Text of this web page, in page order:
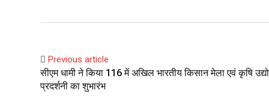
Previous article
सीएम धामी ने किया 116 में अखिल भारतीय किसान मेला एवं कृषि
प्रदर्शनी का शुभारंभ